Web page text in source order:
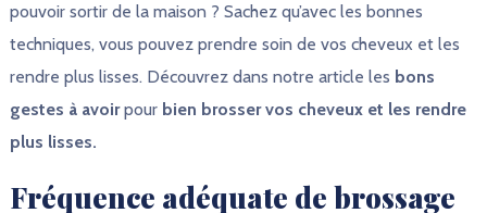
pouvoir sortir de la maison ? Sachez qu’avec les bonnes
techniques, vous pouvez prendre soin de vos cheveux et les
rendre plus lisses. Découvrez dans notre article les bons
gestes à avoirpour bien brosser vos cheveux et les rendre
plus lisses.
Fréquence adéquate de brossage